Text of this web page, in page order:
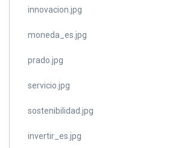
innovacion.jpg
moneda_es.jpg
prado.jpg
servicio.jpg
sostenibilidad.jpg
invertir_es.jpg